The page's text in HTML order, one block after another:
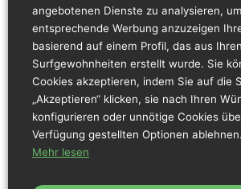
4.Die Entwicklung
Lösungen, sowohl bei
Frischfleischerzeugnissen
Verarbeitungsprodukten und
die das große Potenzial von
in der Ernährung für die
aufzeigen.
angebotenen Dienste zu analysieren,
entsprechende Werbung anzuzeigen
basierend auf einem Profil, das aus Ihren
Surfgewohnheiten erstellt wurde. Sie
Cookies akzeptieren, indem Sie auf die
„Akzeptieren“ klicken, sie nach Ihren
konfigurieren oder unnötige Cookies
Verfügung gestellten Optionen ablehnen.
Mehr lesen